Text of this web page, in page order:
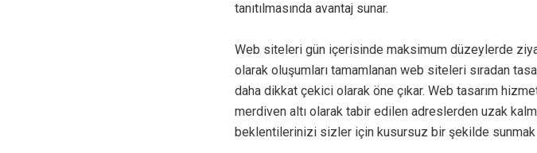
tanıtılmasında avantaj sunar.
Web siteleri gün içerisinde maksimum düzeylerde
olarak oluşumları tamamlanan web siteleri sıradan
daha dikkat çekici olarak öne çıkar. Web tasarım
merdiven altı olarak tabir edilen adreslerden uzak
beklentilerinizi sizler için kusursuz bir şekilde